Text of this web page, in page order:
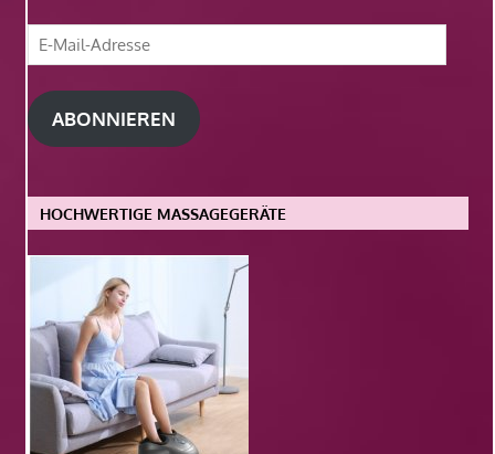
E-
Mail-
Adresse
ABONNIEREN
HOCHWERTIGE MASSAGEGERÄTE